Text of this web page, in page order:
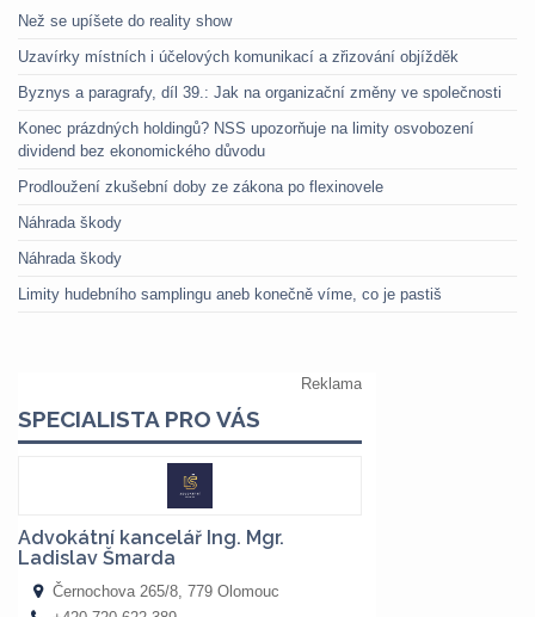
Než se upíšete do reality show
Uzavírky místních i účelových komunikací a zřizování objížděk
Byznys a paragrafy, díl 39.: Jak na organizační změny ve společnosti
Konec prázdných holdingů? NSS upozorňuje na limity osvobození
dividend bez ekonomického důvodu
Prodloužení zkušební doby ze zákona po flexinovele
Náhrada škody
Náhrada škody
Limity hudebního samplingu aneb konečně víme, co je pastiš